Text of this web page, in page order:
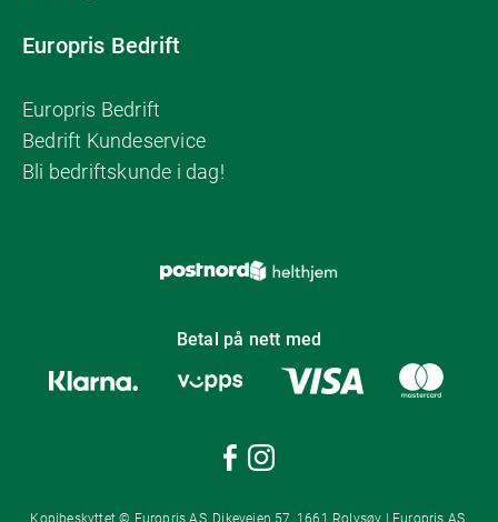
Europris Bedrift
Europris Bedrift
Bedrift Kundeservice
Bli bedriftskunde i dag!
Betal på nett med
Kopibeskyttet © Europris AS, Dikeveien 57, 1661 Rolvsøy | Europris AS,